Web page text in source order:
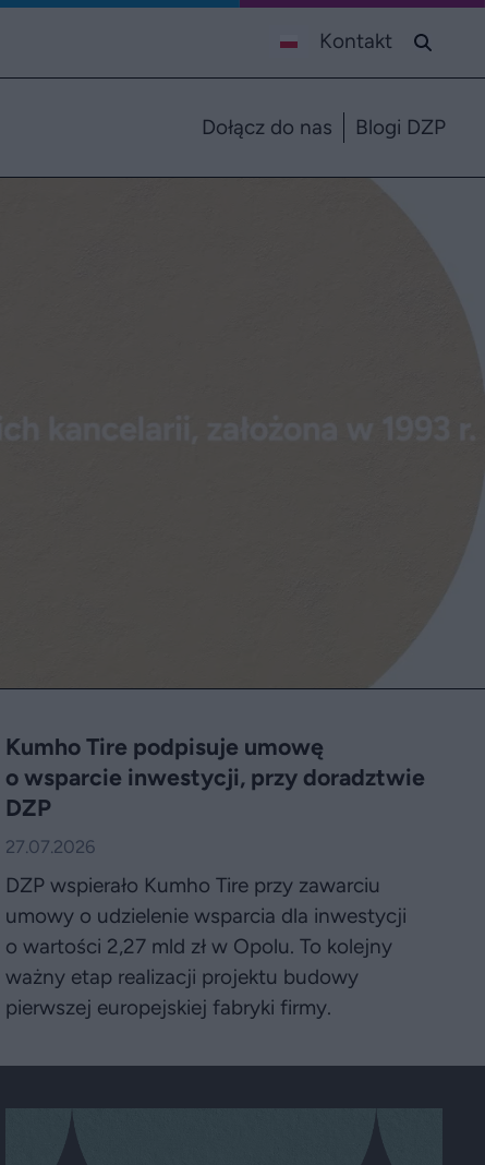
Kontakt
Dołącz do nas Blogi DZP
Kumho Tire podpisuje umowę
o wsparcie inwestycji, przy doradztwie
DZP
27.07.2026
DZP wspierało Kumho Tire przy zawarciu
umowy o udzielenie wsparcia dla inwestycji
o wartości 2,27 mld zł w Opolu. To kolejny
ważny etap realizacji projektu budowy
pierwszej europejskiej fabryki firmy.